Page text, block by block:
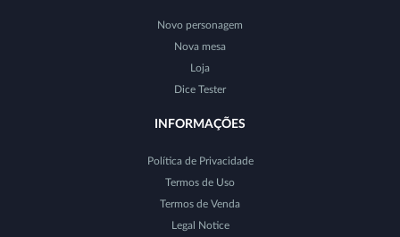
Novo personagem
Nova mesa
Loja
Dice Tester
INFORMAÇÕES
Política de Privacidade
Termos de Uso
Termos de Venda
Legal Notice